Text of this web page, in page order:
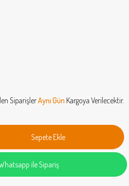
SiparişlerAynı Gün Kargoya Verilecektir.
ile Sipariş